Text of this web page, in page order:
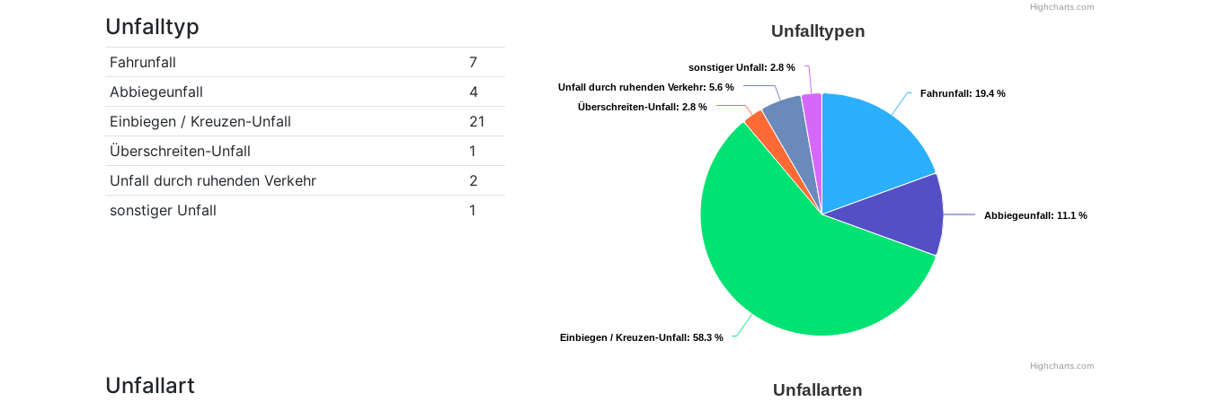
Highcharts.com
Unfalltyp
Fahrunfall
7
Abbiegeunfall
4
Einbiegen / Kreuzen-Unfall
21
Überschreiten-Unfall
1
Unfall durch ruhenden Verkehr
2
sonstiger Unfall
1
Unfalltypen
Fahrunfall: 19.4 %
Fahrunfall: 19.4 %
Abbiegeunfall: 11.1 %
Abbiegeunfall: 11.1 %
Einbiegen / Kreuzen-Unfall: 58.3 %
Einbiegen / Kreuzen-Unfall: 58.3 %
Überschreiten-Unfall: 2.8 %
Überschreiten-Unfall: 2.8 %
Unfall durch ruhenden Verkehr: 5.6 %
Unfall durch ruhenden Verkehr: 5.6 %
sonstiger Unfall: 2.8 %
sonstiger Unfall: 2.8 %
Highcharts.com
Unfallart Unfallarten